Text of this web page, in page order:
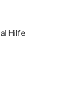
Hilfe